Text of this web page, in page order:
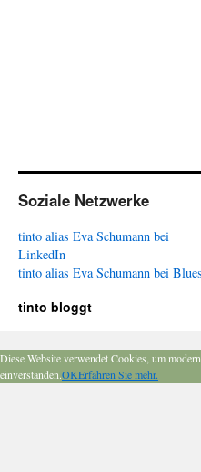
Soziale Netzwerke
tinto alias Eva Schumann bei
LinkedIn
tinto alias Eva Schumann bei
tinto bloggt
Diese Website verwendet Cookies, um
einverstanden.OKErfahren Sie mehr.